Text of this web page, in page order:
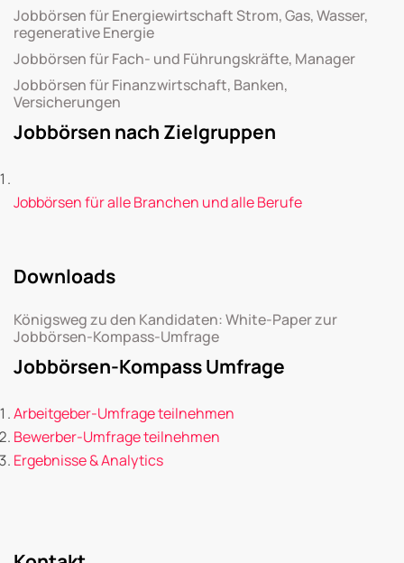
Jobbörsen für Energiewirtschaft Strom, Gas, Wasser,
regenerative Energie
Jobbörsen für Fach- und Führungskräfte, Manager
Jobbörsen für Finanzwirtschaft, Banken,
Versicherungen
Jobbörsen nach Zielgruppen
Jobbörsen für alle Branchen und alle Berufe
Downloads
Königsweg zu den Kandidaten: White-Paper zur
Jobbörsen-Kompass-Umfrage
Jobbörsen-Kompass Umfrage
Arbeitgeber-Umfrage teilnehmen
Bewerber-Umfrage teilnehmen
Ergebnisse & Analytics